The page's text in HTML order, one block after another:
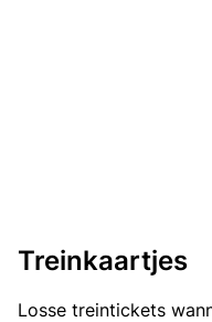
Treinkaartjes
Losse treintickets